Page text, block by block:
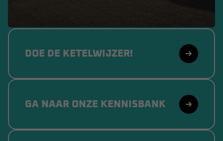
DOE DE KETELWIJZER!
GA NAAR ONZE KENNISBANK